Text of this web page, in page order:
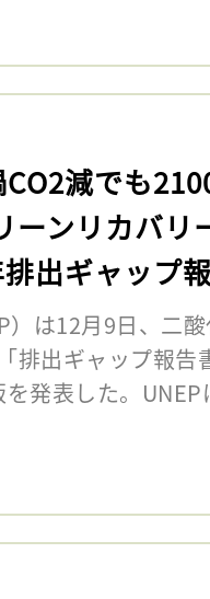
CO2減でも
ンリカバリ
出ギャップ
は12月9日、二
排出ギャップ報
発表した。